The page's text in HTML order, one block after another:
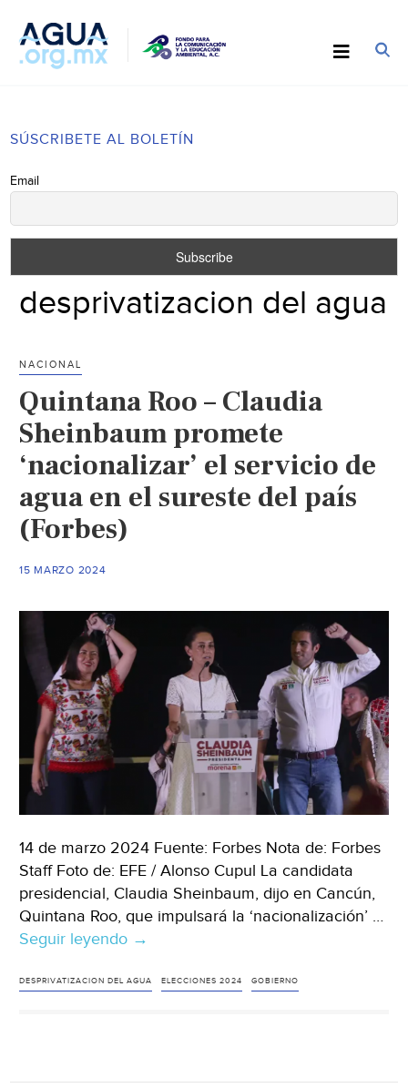
SÚSCRIBETE AL BOLETÍN
Email
desprivatizacion del agua
NACIONAL
Quintana Roo – Claudia
Sheinbaum promete
‘nacionalizar’ el servicio de
agua en el sureste del país
(Forbes)
15 MARZO 2024
14 de marzo 2024 Fuente: Forbes Nota de: Forbes
Staff Foto de: EFE / Alonso Cupul La candidata
presidencial, Claudia Sheinbaum, dijo en Cancún,
Quintana Roo, que impulsará la ‘nacionalización’ …
Seguir leyendo Quintana
–
→
DESPRIVATIZACION DEL AGUA ELECCIONES 2024 GOBIERNO